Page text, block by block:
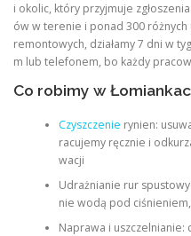
i okolic, który przyjmuje
ów w terenie i ponad 300 różnych
remontowych, działamy 7 dni w
m lub telefonem, bo każdy
Co robimy w
Czyszczenie rynien:
racujemy ręcznie i
wacji
Udrażnianie rur
nie wodą pod
Naprawa i uszczelnianie: